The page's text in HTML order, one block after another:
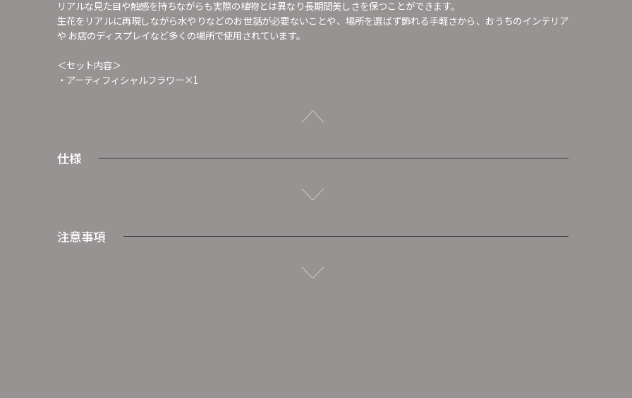
リアルな見た目や触感を持ちながらも実際の植物とは異なり長期間美しさを保つことができます。
生花をリアルに再現しながら水やりなどのお世話が必要ないことや、場所を選ばず飾れる手軽さから、おうちのインテリア
や お店のディスプレイなど多くの場所で使用されています。
＜セット内容＞
・アーティフィシャルフラワー×1
仕様
注意事項